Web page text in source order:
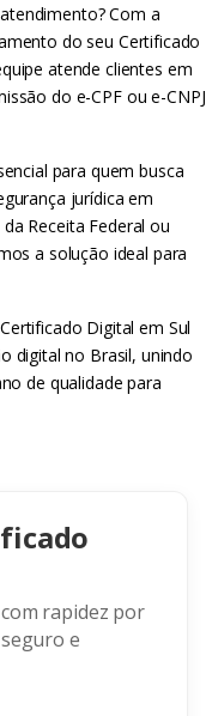
Com a
do seu Certificado
atende clientes em
do e-CPF ou e-CNPJ
para quem busca
jurídica em
Receita Federal ou
a solução ideal para
Digital em Sul
digital no Brasil, unindo
de qualidade para
com rapidez por
e